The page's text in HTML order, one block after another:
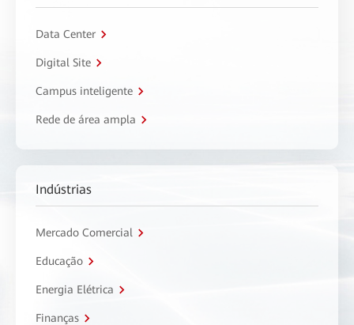
Data Center
Digital Site
Campus inteligente
Rede de área ampla
Indústrias
Mercado Comercial
Educação
Energia Elétrica
Finanças